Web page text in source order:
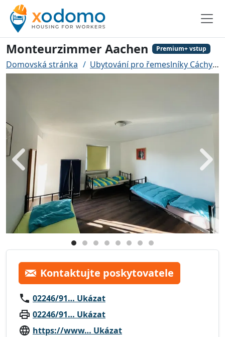
Monteurzimmer Aachen Premium+ vstup
Domovská stránka Ubytování pro řemeslníky Cáchy
Zadní Dále
Kontaktujte poskytovatele
02246/91… Ukázat
02246/91… Ukázat
https://www… Ukázat